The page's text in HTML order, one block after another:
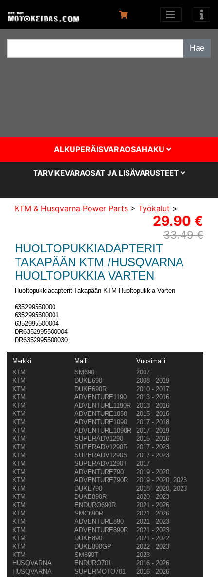
ALKUPERÄISVARAOSAHAKU
TARVIKEVARAOSAT JA LISÄVARUSTEET
KTM & Husqvarna Power Parts > Työkalut >
29.90 €
33.49 €
HUOLTOPUKKIADAPTERIT
TAKAPÄÄN KTM /HUSQVARNA
HUOLTOPUKKIA VARTEN
Huoltopukkiadapterit Takapään KTM Huoltopukkia Varten
635299550000
6352995500001
6352995500004
DR6352995500004
DR6352995500030
Merkki Malli
Vuosimalli
KTM
SM690
2007
KTM
DUKE690
2008 - 2019
KTM
DUKE690R
2010 - 2017
KTM
ADVENTURE1190
2013 - 2016
KTM
ADVENTURE1190R
2013 - 2016
KTM
ADVENTURE1050
2015 - 2016
KTM
ADVENTURE1090
2017 - 2018
KTM
ADVENTURE1090R
2017 - 2019
KTM
SUPERADV1290
2015 - 2016
KTM
SUPERADV1290R
2017 - 2023
KTM
SUPERADV1290S
2017 - 2023
KTM
SUPERADV1290T
2017
KTM
ADVENTURE790
2019 - 2020
KTM
ADVENTURE790R
2019 - 2020, 2023
KTM
DUKE790
2018 - 2020, 2023
KTM
DUKE890R
2020 - 2023
KTM
ENDURO690R
2021 - 2026
KTM
SMC690R
2021 - 2026
KTM
ADVENTURE890
2021 - 2023
KTM
ADVENTURE890R
2021 - 2023
KTM
DUKE890
2021 - 2022
KTM
DUKE890GP
2022 - 2023
KTM
SM890T
2023
HUSQVARNA
ENDURO701
2016 - 2026
HUSQVARNA
SUPERMOTO701
2016 - 2026